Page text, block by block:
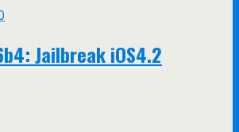
Jailbreak iOS4.2